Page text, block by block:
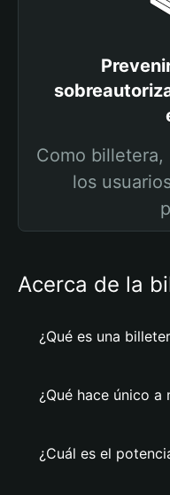
Como
los
Acerca de la
¿Qué es una
¿Qué hace único a
¿Cuál es el